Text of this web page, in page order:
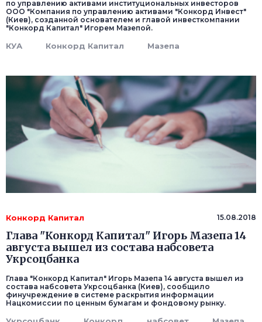
по управлению активами институциональных инвесторов
ООО "Компания по управлению активами "Конкорд Инвест"
(Киев), созданной основателем и главой инвесткомпании
"Конкорд Капитал" Игорем Мазепой.
КУА Конкорд Капитал Мазепа
Конкорд Капитал 15.08.2018
Глава "Конкорд Капитал" Игорь Мазепа 14
августа вышел из состава набсовета
Укрсоцбанка
Глава "Конкорд Капитал" Игорь Мазепа 14 августа вышел из
состава набсовета Укрсоцбанка (Киев), сообщило
финучреждение в системе раскрытия информации
Нацкомиссии по ценным бумагам и фондовому рынку.